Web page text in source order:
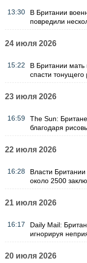
13:30
В Британии
повредили
24 июля 2026
15:22
В Британии мать
спасти тонущего
23 июля 2026
16:59
The Sun:
благодаря
22 июля 2026
16:28
Власти
около 2500
21 июля 2026
16:17
Daily Mail:
игнорируя
20 июля 2026